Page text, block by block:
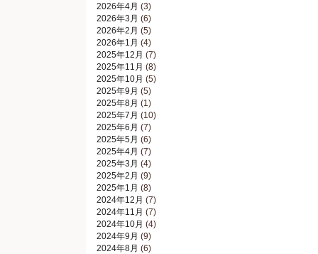
2026年4月 (3)
2026年3月 (6)
2026年2月 (5)
2026年1月 (4)
2025年12月 (7)
2025年11月 (8)
2025年10月 (5)
2025年9月 (5)
2025年8月 (1)
2025年7月 (10)
2025年6月 (7)
2025年5月 (6)
2025年4月 (7)
2025年3月 (4)
2025年2月 (9)
2025年1月 (8)
2024年12月 (7)
2024年11月 (7)
2024年10月 (4)
2024年9月 (9)
2024年8月 (6)